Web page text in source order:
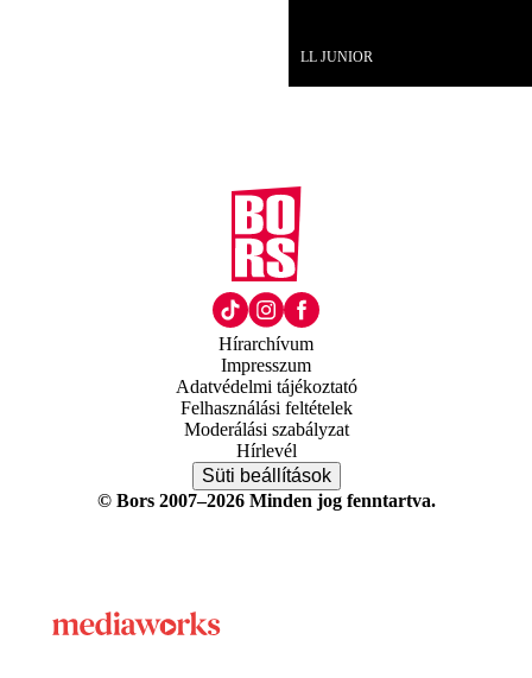
LL JUNIOR
Hírarchívum
Impresszum
Adatvédelmi tájékoztató
Felhasználási feltételek
Moderálási szabályzat
Hírlevél
Süti beállítások
© Bors 2007–2026 Minden jog fenntartva.